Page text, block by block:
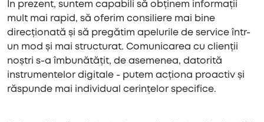
În prezent, suntem capabili să obținem informații
mult mai rapid, să oferim consiliere mai bine
direcționată și să pregătim apelurile de service într-
un mod și mai structurat. Comunicarea cu clienții
noștri s-a îmbunătățit, de asemenea, datorită
instrumentelor digitale - putem acționa proactiv și
răspunde mai individual cerințelor specifice.